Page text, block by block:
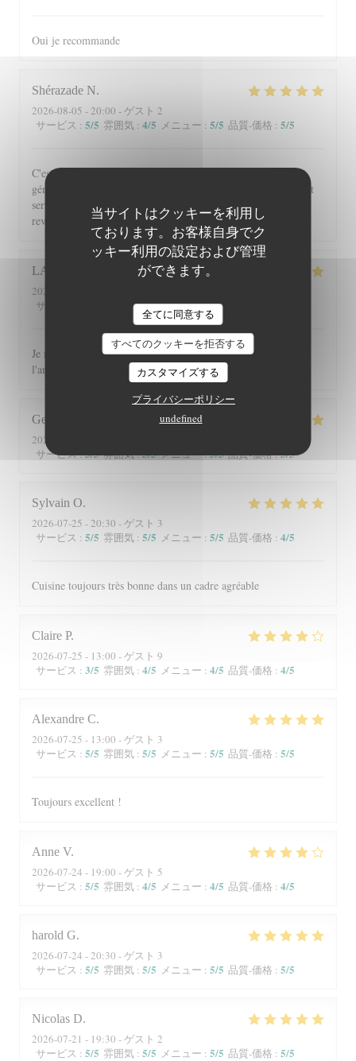
当サイトはクッキーを利用し
ております。お客様自身でク
ッキー利用の設定および管理
ができます。
全てに同意する
すべてのクッキーを拒否する
カスタマイズする
プライバシーポリシー
undefined
Oui je recommande
Shérazade N
2026-08-05 - 20:00 - ゲスト 2
サービス : 5/5 雰囲気 : 4/5 メニュー : 5/5 品質-価格 : 5/5
C'est toujours un régal de venir à Beyit Jedo les assiettes sont
généreuses et on y mange vraiment bien. Merci aux serveurs et
serveuses un accueil chaleureux. Comme d'habitude j'y
reviendrai 😉
LAURENCE
2026-08-04
サービス
雰囲気:5/5 メニュー:5/5
Je recommande ce restaurant tant pour les plats que pour
l'ambiance chaleureuse et le cadre
George
2026-07-30
サービス:5/5 雰囲気:5/5 メニュー:5/5 品質-価格:5/5
Sylvain O
2026-07-25 - 20:30 - ゲスト 3
サービス : 5/5 雰囲気 : 5/5 メニュー : 5/5 品質-価格 : 4/5
Cuisine toujours très bonne dans un cadre agréable
Claire P
2026-07-25 - 13:00 - ゲスト 9
サービス : 3/5 雰囲気 : 4/5 メニュー : 4/5 品質-価格 : 4/5
Alexandre C
2026-07-25 - 13:00 - ゲスト 3
サービス : 5/5 雰囲気 : 5/5 メニュー : 5/5 品質-価格 : 5/5
Toujours excellent !
Anne V
2026-07-24 - 19:00 - ゲスト 5
サービス : 5/5 雰囲気 : 4/5 メニュー : 4/5 品質-価格 : 4/5
harold G
2026-07-24 - 20:30 - ゲスト 3
サービス : 5/5 雰囲気 : 5/5 メニュー : 5/5 品質-価格 : 5/5
Nicolas D
2026-07-21 - 19:30 - ゲスト 2
サービス : 5/5 雰囲気 : 5/5 メニュー : 5/5 品質-価格 : 5/5